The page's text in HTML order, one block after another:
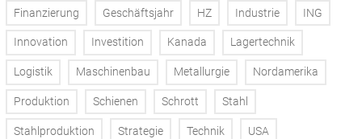
Finanzierung Geschäftsjahr HZ Industrie ING
Innovation Investition Kanada Lagertechnik
Logistik Maschinenbau Metallurgie Nordamerika
Produktion Schienen Schrott Stahl
Stahlproduktion Strategie Technik USA